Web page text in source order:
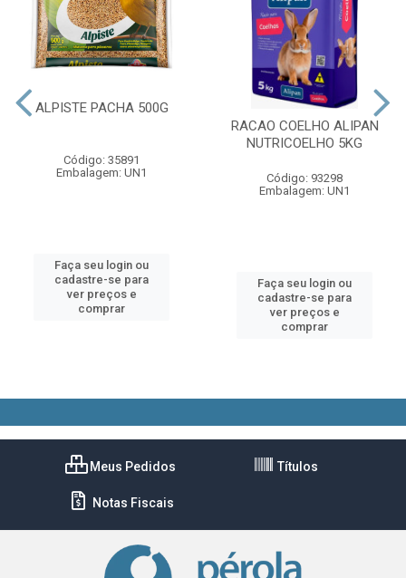
ALPISTE PACHA 500G
Código: 35891
Embalagem: UN1
Faça seu login ou
cadastre-se para
ver preços e
comprar
RACAO COELHO ALIPAN
NUTRICOELHO 5KG
Código: 93298
Embalagem: UN1
Faça seu login ou
cadastre-se para
ver preços e
comprar
Meus Pedidos Títulos
Notas Fiscais